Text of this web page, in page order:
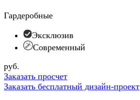
Гардеробные
Эксклюзив
Современный
руб.
Заказать просчет
Заказать бесплатный дизайн-проект